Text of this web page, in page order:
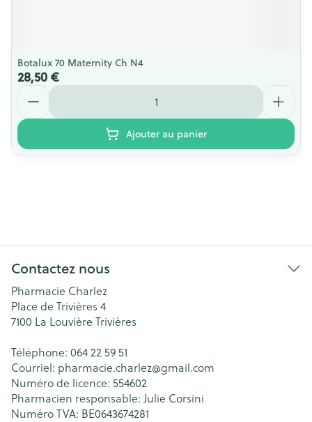
Botalux 70 Maternity Ch N4
28,50 €
Quantité
Ajouter au panier
Contactez nous
Pharmacie Charlez
Place de Trivières 4
7100 La Louvière Trivières
Téléphone: 064 22 59 51
Courriel: pharmacie.charlez@gmail.com
Numéro de licence: 554602
Pharmacien responsable: Julie Corsini
Numéro TVA: BE0643674281